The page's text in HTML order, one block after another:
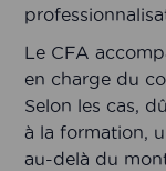
Le CFA
en charge du
Selon les cas,
à la formation,
au-delà du